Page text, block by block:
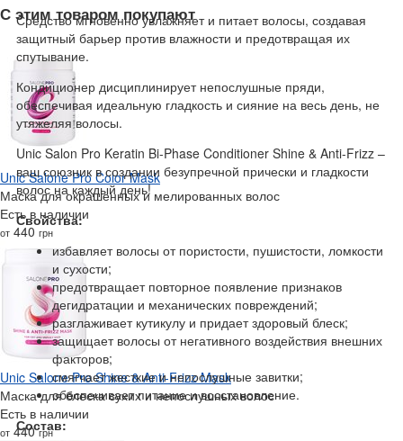
Средство мгновенно увлажняет и питает волосы, создавая
защитный барьер против влажности и предотвращая их
спутывание.
Кондиционер дисциплинирует непослушные пряди,
обеспечивая идеальную гладкость и сияние на весь день, не
утяжеляя волосы.
Unic Salon Pro Keratin Bi-Phase Conditioner Shine & Anti-Frizz –
ваш союзник в создании безупречной прически и гладкости
волос на каждый день!
Свойства:
избавляет волосы от пористости, пушистости, ломкости
и сухости;
предотвращает повторное появление признаков
дегидратации и механических повреждений;
разглаживает кутикулу и придает здоровый блеск;
защищает волосы от негативного воздействия внешних
факторов;
смягчает жесткие и непослушные завитки;
обеспечивает питание и восстановление.
Состав:
С этим товаром покупают
Unic Salone Pro Color Mask
Маска для окрашенных и мелированных волос
Есть в наличии
от 440грн
Unic Salone Pro Shine & Anti-Frizz Mask
Маска для блеска сухих и непослушных волос
Есть в наличии
от 440грн